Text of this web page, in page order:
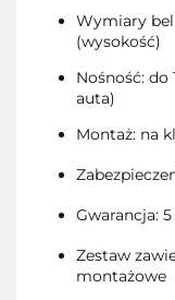
Wymiary
(wysokość)
Nośność: do
auta)
Montaż: na
Gwarancja:
Zestaw
montażowe